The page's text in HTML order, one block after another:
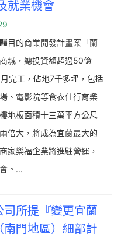
就業機會
目的商業開發計畫案「蘭
城，總投資額超過50億
完工，佔地7千多坪，包括
、電影院等食衣住行育樂
地板面積十三萬平方公尺
倍大，將成為宜蘭最大的
家樂福企業將進駐營運，
。...
司所提『變更宜蘭
門地區）細部計